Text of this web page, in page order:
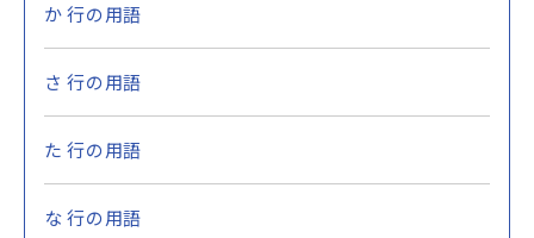
か 行の用語
さ 行の用語
た 行の用語
な 行の用語